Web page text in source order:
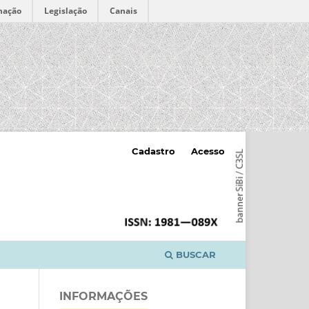
Legislação Canais
BUSCAR
Cadastro Acesso
INFORMAÇÕES